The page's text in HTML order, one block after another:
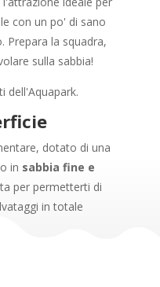
con un po' di sano
Prepara la squadra,
sulla sabbia!
dell'Aquapark.
dotato di una
in sabbia fine e
per permetterti di
in totale